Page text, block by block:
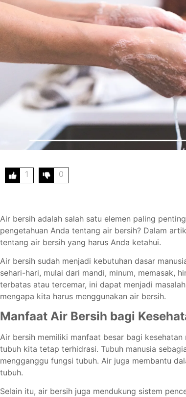
1 0
Air bersih adalah salah satu elemen paling
pengetahuan Anda tentang air bersih? Dalam
tentang air bersih yang harus Anda ketahui.
Air bersih sudah menjadi kebutuhan dasar
sehari-hari, mulai dari mandi, minum, memasak,
terbatas atau tercemar, ini dapat menjadi
mengapa kita harus menggunakan air bersih.
Manfaat Air Bersih bagi
Air bersih memiliki manfaat besar bagi
tubuh kita tetap terhidrasi. Tubuh manusia
mengganggu fungsi tubuh. Air juga membantu
tubuh.
Selain itu, air bersih juga mendukung sistem